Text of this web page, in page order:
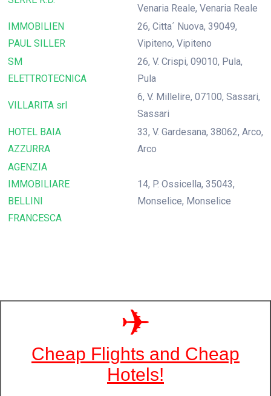
Venaria Reale, Venaria Reale
IMMOBILIEN
PAUL SILLER
26, Citta´ Nuova, 39049,
Vipiteno, Vipiteno
SM
ELETTROTECNICA
26, V. Crispi, 09010, Pula,
Pula
VILLARITA srl
6, V. Millelire, 07100, Sassari,
Sassari
HOTEL BAIA
AZZURRA
33, V. Gardesana, 38062, Arco,
Arco
AGENZIA
IMMOBILIARE
BELLINI
FRANCESCA
14, P. Ossicella, 35043,
Monselice, Monselice